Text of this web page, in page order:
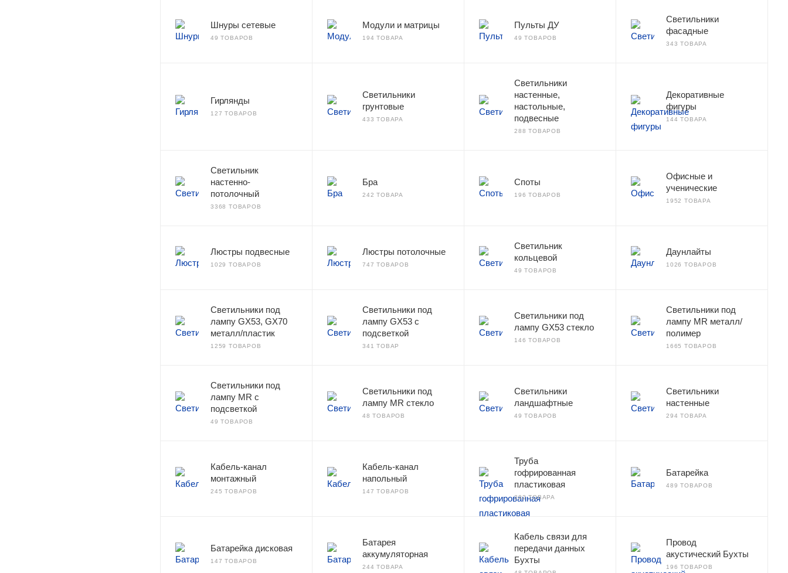
Шнуры сетевые
49 ТОВАРОВ
Модули и матрицы
194 ТОВАРА
Пульты ДУ
49 ТОВАРОВ
Светильники
фасадные
343 ТОВАРА
Гирлянды
127 ТОВАРОВ
Светильники
грунтовые
433 ТОВАРА
Светильники
настенные,
настольные,
подвесные
288 ТОВАРОВ
Декоративные
фигуры
144 ТОВАРА
Светильник
настенно-
потолочный
3368 ТОВАРОВ
Бра
242 ТОВАРА
Споты
196 ТОВАРОВ
Офисные и
ученические
1952 ТОВАРА
Люстры подвесные
1029 ТОВАРОВ
Люстры потолочные
747 ТОВАРОВ
Светильник
кольцевой
49 ТОВАРОВ
Даунлайты
1026 ТОВАРОВ
Светильники под
лампу GX53, GX70
металл/пластик
1259 ТОВАРОВ
Светильники под
лампу GX53 с
подсветкой
341 ТОВАР
Светильники под
лампу GX53 стекло
146 ТОВАРОВ
Светильники под
лампу MR металл/
полимер
1665 ТОВАРОВ
Светильники под
лампу MR с
подсветкой
49 ТОВАРОВ
Светильники под
лампу MR стекло
48 ТОВАРОВ
Светильники
ландшафтные
49 ТОВАРОВ
Светильники
настенные
294 ТОВАРА
Кабель-канал
монтажный
245 ТОВАРОВ
Кабель-канал
напольный
147 ТОВАРОВ
Труба
гофрированная
пластиковая
292 ТОВАРА
Батарейка
489 ТОВАРОВ
Батарейка дисковая
147 ТОВАРОВ
Батарея
аккумуляторная
244 ТОВАРА
Кабель связи для
передачи данных
Бухты
Провод
акустический Бухты
196 ТОВАРОВ